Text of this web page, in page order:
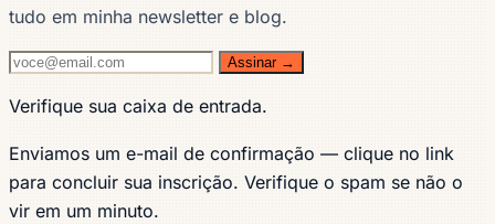
tudo em minha newsletter e blog.
Assinar →
Verifique sua caixa de entrada.
Enviamos um e-mail de confirmação — clique no link
para concluir sua inscrição. Verifique o spam se não o
vir em um minuto.